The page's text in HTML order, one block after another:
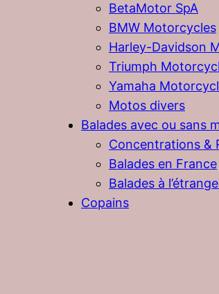
BetaMotor SpA
BMW Motorcycles
Harley-Davidson
Triumph
Yamaha
Motos divers
Balades avec ou sans
Concentrations &
Balades en France
Balades à
Copains